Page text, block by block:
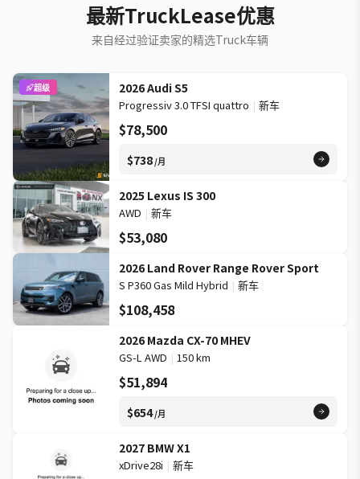
最新TruckLease优惠
来自经过验证卖家的精选Truck车辆
超级 2026 Audi S5
Progressiv 3.0 TFSI quattro | 新车
$78,500
$738/月
2025 Lexus IS 300
AWD | 新车
$53,080
2026 Land Rover Range Rover Sport
S P360 Gas Mild Hybrid | 新车
$108,458
2026 Mazda CX-70 MHEV
GS-L AWD | 150 km
$51,894
$654/月
2027 BMW X1
xDrive28i | 新车